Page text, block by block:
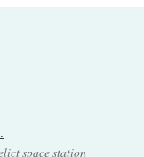
space station